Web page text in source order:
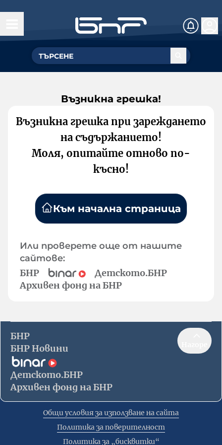
Възникна грешка!
Възникна грешка при зареждането
на съдържанието!
Моля, опитайте отново по-
късно!
Към начална страница
Или проверете още от нашите
сайтове:
БНР
Детското.БНР
Архивен фонд на БНР
БНР
БНР Новини
Детското.БНР
Архивен фонд на БНР
Общи условия за използване на сайта
Политика за поверителност
Политика за „бисквитки“